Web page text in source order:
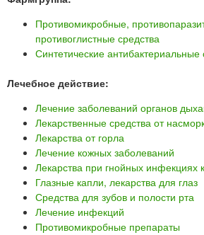
Противомикробные,
противоглистные средства
Синтетические антибактериальные
Лечебное действие:
Лечение заболеваний органов
Лекарственные средства от
Лекарства от горла
Лечение кожных заболеваний
Лекарства при гнойных инфекциях
Глазные капли, лекарства для глаз
Средства для зубов и полости рта
Лечение инфекций
Противомикробные препараты